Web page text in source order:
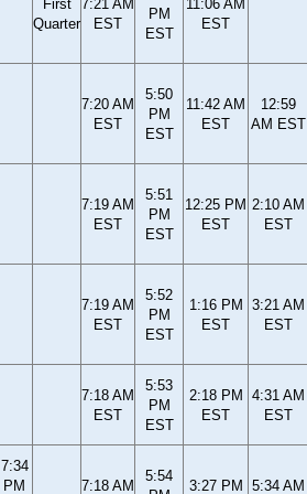
First
Quarter
7:21 AM
EST
PM
EST
11:06 AM
EST
7:20 AM
EST
5:50
PM
EST
11:42 AM
EST
12:59
AM EST
7:19 AM
EST
5:51
PM
EST
12:25 PM
EST
2:10 AM
EST
7:19 AM
EST
5:52
PM
EST
1:16 PM
EST
3:21 AM
EST
7:18 AM
EST
5:53
PM
EST
2:18 PM
EST
4:31 AM
EST
7:34
PM
7:18 AM
5:54
3:27 PM 5:34 AM